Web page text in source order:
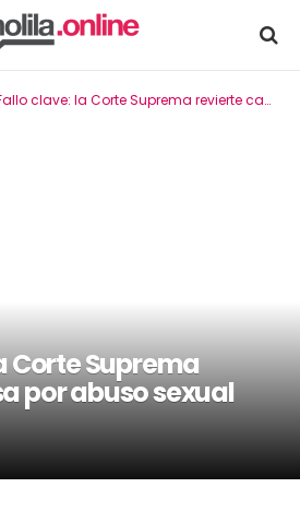
clave: la Corte Suprema revierte causa por abuso sexual
Corte Suprema
por abuso sexual